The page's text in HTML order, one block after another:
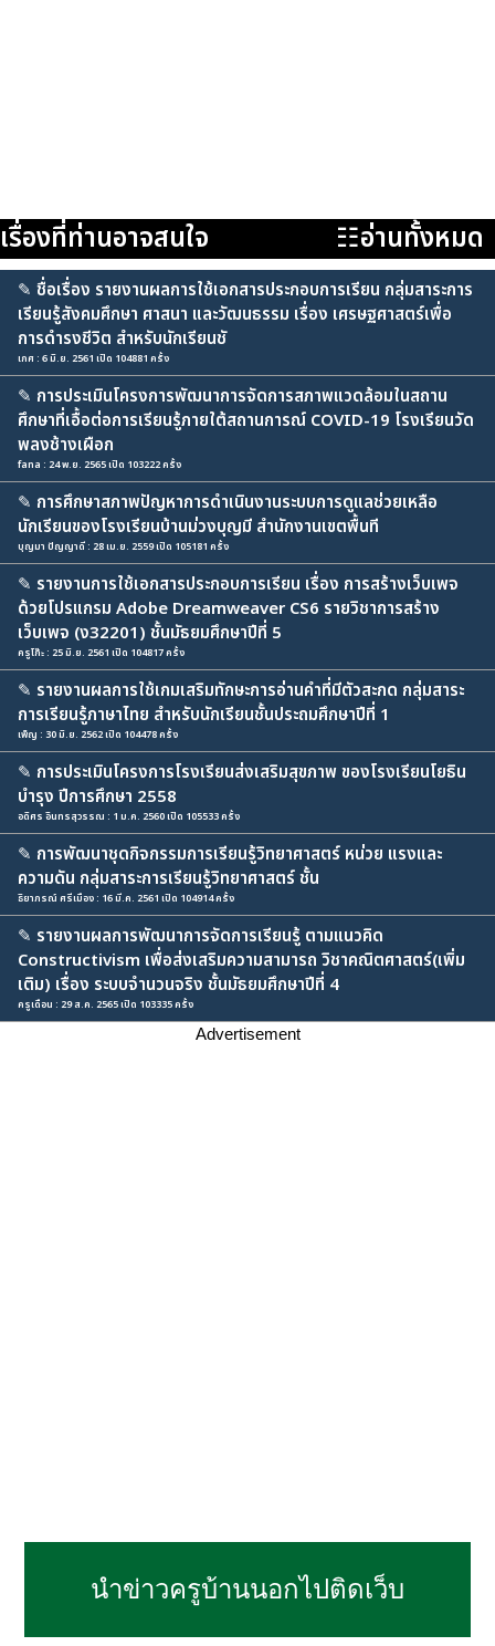
เรื่องที่ท่านอาจสนใจ ☷อ่านทั้งหมด
✎ ชื่อเรื่อง รายงานผลการใช้เอกสารประกอบการเรียน กลุ่มสาระการ
เรียนรู้สังคมศึกษา ศาสนา และวัฒนธรรม เรื่อง เศรษฐศาสตร์เพื่อ
การดำรงชีวิต สำหรับนักเรียนชั
เกศ : 6 มิ.ย. 2561 เปิด 104881 ครั้ง
✎ การประเมินโครงการพัฒนาการจัดการสภาพแวดล้อมในสถาน
ศึกษาที่เอื้อต่อการเรียนรู้ภายใต้สถานการณ์ COVID-19 โรงเรียนวัด
พลงช้างเผือก
fana : 24 พ.ย. 2565 เปิด 103222 ครั้ง
✎ การศึกษาสภาพปัญหาการดำเนินงานระบบการดูแลช่วยเหลือ
นักเรียนของโรงเรียนบ้านม่วงบุญมี สำนักงานเขตพื้นที
บุญมา ปัญญาดี : 28 เม.ย. 2559 เปิด 105181 ครั้ง
✎ รายงานการใช้เอกสารประกอบการเรียน เรื่อง การสร้างเว็บเพจ
ด้วยโปรแกรม Adobe Dreamweaver CS6 รายวิชาการสร้าง
เว็บเพจ (ง32201) ชั้นมัธยมศึกษาปีที่ 5
ครูโก๊ะ : 25 มิ.ย. 2561 เปิด 104817 ครั้ง
✎ รายงานผลการใช้เกมเสริมทักษะการอ่านคำที่มีตัวสะกด กลุ่มสาระ
การเรียนรู้ภาษาไทย สำหรับนักเรียนชั้นประถมศึกษาปีที่ 1
เพ็ญ : 30 มิ.ย. 2562 เปิด 104478 ครั้ง
✎ การประเมินโครงการโรงเรียนส่งเสริมสุขภาพ ของโรงเรียนโยธิน
บำรุง ปีการศึกษา 2558
อดิศร อินทรสุวรรณ : 1 ม.ค. 2560 เปิด 105533 ครั้ง
✎ การพัฒนาชุดกิจกรรมการเรียนรู้วิทยาศาสตร์ หน่วย แรงและ
ความดัน กลุ่มสาระการเรียนรู้วิทยาศาสตร์ ชั้น
ธิยาภรณ์ ศรีเมือง : 16 มี.ค. 2561 เปิด 104914 ครั้ง
✎ รายงานผลการพัฒนาการจัดการเรียนรู้ ตามแนวคิด
Constructivism เพื่อส่งเสริมความสามารถ วิชาคณิตศาสตร์(เพิ่ม
เติม) เรื่อง ระบบจำนวนจริง ชั้นมัธยมศึกษาปีที่ 4
ครูเดือน : 29 ส.ค. 2565 เปิด 103335 ครั้ง
Advertisement
นำข่าวครูบ้านนอกไปติดเว็บ